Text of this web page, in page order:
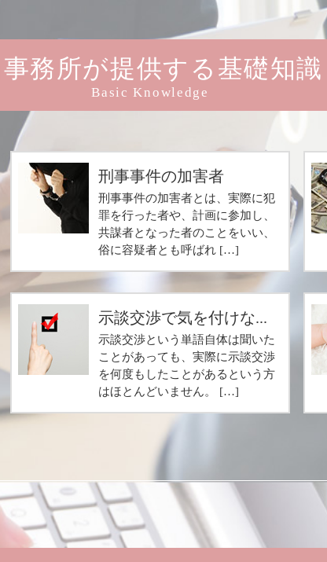
事務所が提供する基礎知識
Basic Knowledge
刑事事件の加害者
刑事事件の加害者とは、実際に犯
罪を行った者や、計画に参加し、
共謀者となった者のことをいい、
俗に容疑者とも呼ばれ […]
示談交渉で気を付けな...
示談交渉という単語自体は聞いた
ことがあっても、実際に示談交渉
を何度もしたことがあるという方
はほとんどいません。 […]